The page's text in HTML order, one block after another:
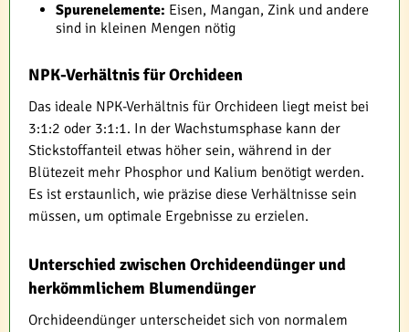
Spurenelemente: Eisen, Mangan, Zink und andere
sind in kleinen Mengen nötig
NPK-Verhältnis für Orchideen
Das ideale NPK-Verhältnis für Orchideen liegt meist bei
3:1:2 oder 3:1:1. In der Wachstumsphase kann der
Stickstoffanteil etwas höher sein, während in der
Blütezeit mehr Phosphor und Kalium benötigt werden.
Es ist erstaunlich, wie präzise diese Verhältnisse sein
müssen, um optimale Ergebnisse zu erzielen.
Unterschied zwischen Orchideendünger und
herkömmlichem Blumendünger
Orchideendünger unterscheidet sich von normalem